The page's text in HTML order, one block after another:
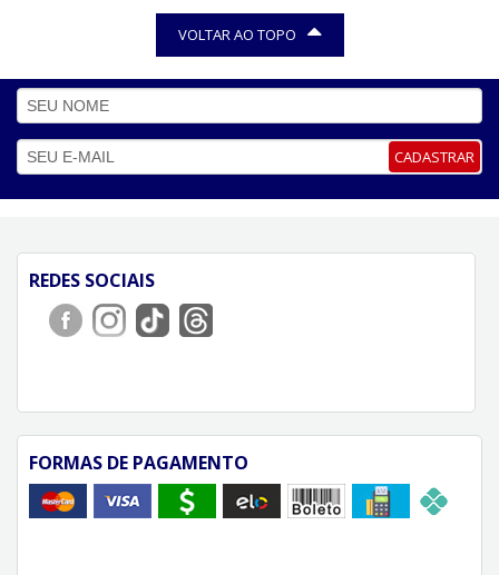
VOLTAR AO TOPO
CADASTRAR
REDES SOCIAIS
FORMAS DE PAGAMENTO